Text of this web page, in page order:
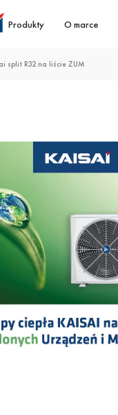
Produkty O marce
split R32 na liście ZUM